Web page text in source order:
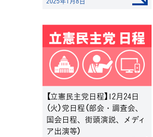
【立憲民主党日程】12月24日
（火）党日程（部会・調査会、
国会日程、街頭演説、メディ
ア出演等）